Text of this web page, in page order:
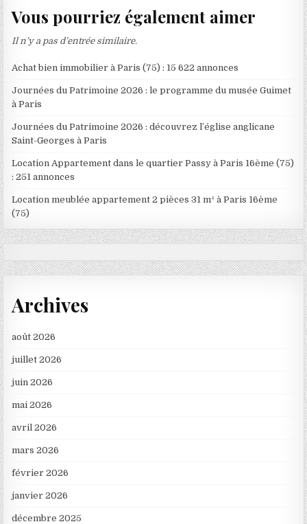
Vous pourriez également aimer
Il n’y a pas d’entrée similaire.
Achat bien immobilier à Paris (75) : 15 622 annonces
Journées du Patrimoine 2026 : le programme du musée Guimet
à Paris
Journées du Patrimoine 2026 : découvrez l’église anglicane
Saint-Georges à Paris
Location Appartement dans le quartier Passy à Paris 16ème (75)
: 251 annonces
Location meublée appartement 2 pièces 31 m² à Paris 16ème
(75)
Archives
août 2026
juillet 2026
juin 2026
mai 2026
avril 2026
mars 2026
février 2026
janvier 2026
décembre 2025